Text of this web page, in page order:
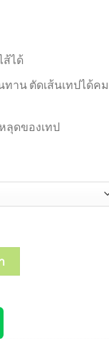
ส้ได้
าน ตัดเส้นเทปได้คม
ลุดของเทป
Correction Tape